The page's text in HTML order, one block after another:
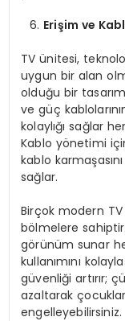
Erişim ve
TV ünitesi,
uygun bir alan
olduğu bir
ve güç
kolaylığı sağlar
Kablo yönetimi
kablo
sağlar.
Birçok modern
bölmelere
görünüm sunar
kullanımını
güvenliği artırır;
azaltarak
engelleyebilirsiniz.